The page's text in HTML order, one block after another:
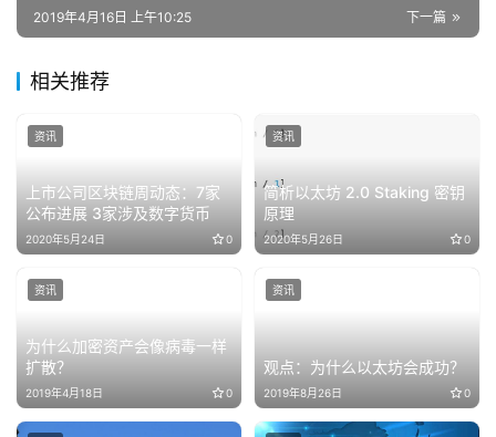
下一篇
2019年4月16日 上午10:25
相关推荐
上市公司区块链周动态：7家
公布进展 3家涉及数字货币
2020年5月24日 0
资讯
简析以太坊 2.0 Staking 密钥
原理
2020年5月26日 0
资讯
为什么加密资产会像病毒一样
扩散？
2019年4月18日 0
资讯
观点：为什么以太坊会成功？
2019年8月26日 0
资讯